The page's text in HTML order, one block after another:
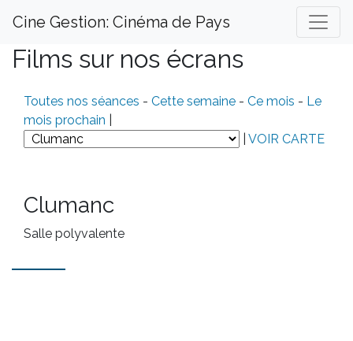
Cine Gestion: Cinéma de Pays
Films sur nos écrans
Toutes nos séances - Cette semaine - Ce mois - Le
mois prochain
VOIR CARTE
Clumanc
Salle polyvalente